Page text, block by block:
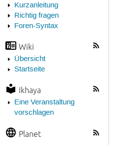
Kurzanleitung
Richtig fragen
Foren-Syntax
Wiki
Übersicht
Startseite
Ikhaya
Eine Veranstaltung
vorschlagen
Planet